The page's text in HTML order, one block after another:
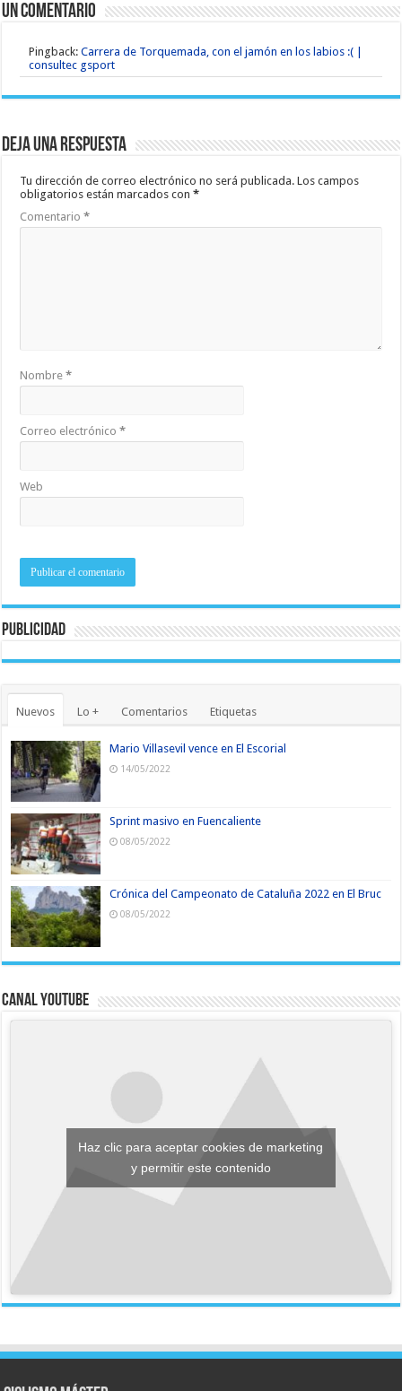
Un comentario
Pingback:Carrera de Torquemada, con el jamón en los labios :( |
consultec gsport
Deja una respuesta
Tu dirección de correo electrónico no será publicada. Los campos
obligatorios están marcados con*
Comentario*
Nombre*
Correo electrónico*
Web
Publicidad
Nuevos Lo + Comentarios Etiquetas
Mario Villasevil vence en El Escorial
14/05/2022
Sprint masivo en Fuencaliente
08/05/2022
Crónica del Campeonato de Cataluña 2022 en El Bruc
08/05/2022
Canal YouTube
Haz clic para aceptar cookies de marketing
y permitir este contenido